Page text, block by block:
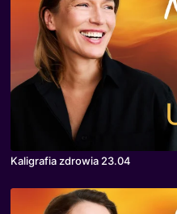
Kaligrafia zdrowia 23.04